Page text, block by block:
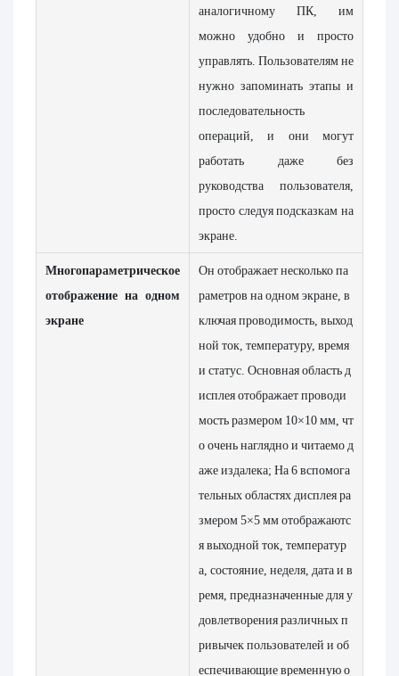
аналогичному ПК, им
можно удобно и просто
управлять. Пользователям не
нужно запоминать этапы и
последовательность
операций, и они могут
работать даже без
руководства пользователя,
просто следуя подсказкам на
экране.
Многопараметрическое
отображение на одном
экране
Он отображает несколько па
раметров на одном экране, в
ключая проводимость, выход
ной ток, температуру, время
и статус. Основная область д
исплея отображает проводи
мость размером 10×10 мм, чт
о очень наглядно и читаемо д
аже издалека; На 6 вспомога
тельных областях дисплея ра
змером 5×5 мм отображаютс
я выходной ток, температур
а, состояние, неделя, дата и в
ремя, предназначенные для у
довлетворения различных п
ривычек пользователей и об
еспечивающие временную о